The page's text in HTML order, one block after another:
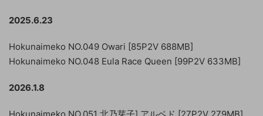
2025.6.23
Hokunaimeko NO.049 Owari [85P2V 688MB]
Hokunaimeko NO.048 Eula Race Queen [99P2V 633MB]
2026.1.8
Hokunaimeko NO.051 北乃芽子] アルベド [27P2V 279MB]